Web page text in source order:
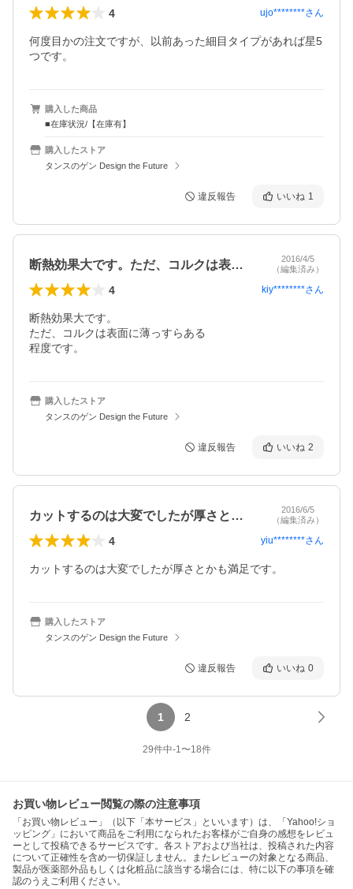
4 ujo********さん
何度目かの注文ですが、以前あった細目タイプがあれば星5
つです。
購入した商品
■在庫状況/【在庫有】
購入したストア
タンスのゲン Design the Future
違反報告 いいね 1
断熱効果大です。ただ、コルクは表面に薄…
2016/4/5
（編集済み）
4 kiy********さん
断熱効果大です。
ただ、コルクは表面に薄っすらある
程度です。
購入したストア
タンスのゲン Design the Future
違反報告 いいね 2
カットするのは大変でしたが厚さとかも満…
2016/6/5
（編集済み）
4 yiu********さん
カットするのは大変でしたが厚さとかも満足です。
購入したストア
タンスのゲン Design the Future
違反報告 いいね 0
1 2
29件中-1〜18件
お買い物レビュー閲覧の際の注意事項
「お買い物レビュー」（以下「本サービス」といいます）は、「Yahoo!ショ
ッピング」において商品をご利用になられたお客様がご自身の感想をレビュ
ーとして投稿できるサービスです。各ストアおよび当社は、投稿された内容
について正確性を含め一切保証しません。またレビューの対象となる商品、
製品が医薬部外品もしくは化粧品に該当する場合には、特に以下の事項を確
認のうえご利用ください。